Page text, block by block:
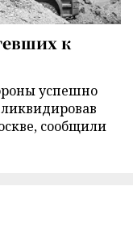
к
успешно
сообщили